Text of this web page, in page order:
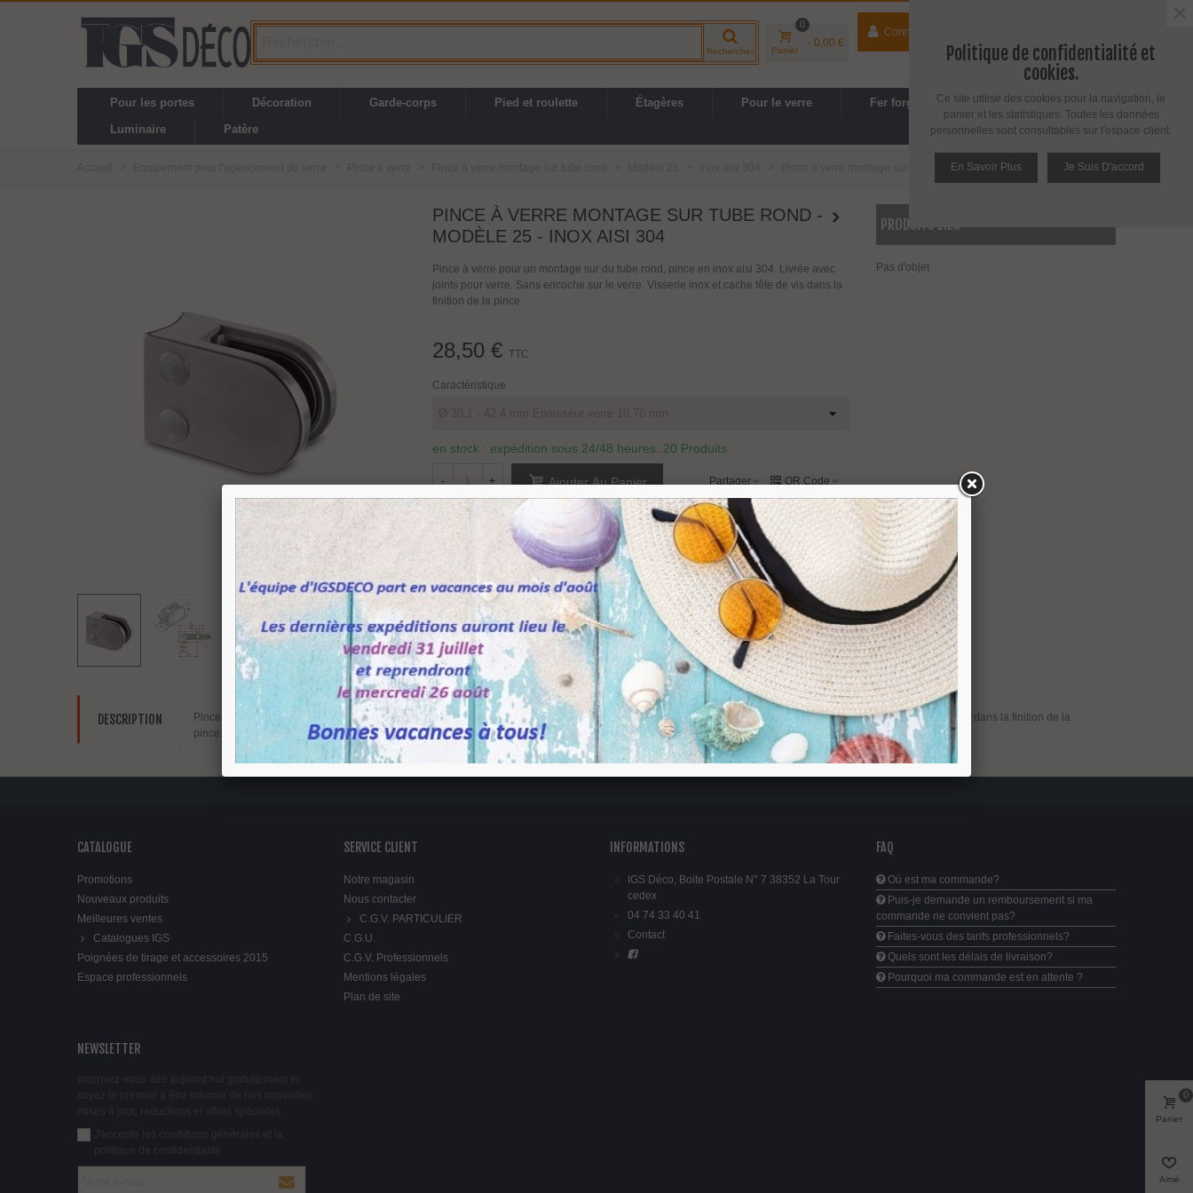
Rechercher Panier
0
- 0,00 €
Connecter
Espace PRO / Avantages PRO
Pour les portes Décoration Garde-corps Pied et roulette Étagères Pour le verre Fer forgé
Cuisine, SDB
Luminaire
Patère
Pince à verre montage sur tube rond - modèle 25 - inox aisi 304
PINCE À VERRE MONTAGE SUR TUBE ROND -
MODÈLE 25 - INOX AISI 304
Pince à verre pour un montage sur du tube rond, pince en inox aisi 304. Livrée avec
joints pour verre. Sans encoche sur le verre. Visserie inox et cache tête de vis dans la
finition de la pince.
28,50 € TTC
Caractéristique
en stock : expédition sous 24/48 heures. 20 Produits
- + Ajouter Au Panier Partager QR Code
Référence: 12251103812
Ajouter À La Liste De Souhaits
PRODUITS LIÉS
Pas d'objet
DESCRIPTION
Pince à verre pour un montage sur du tube rond, pince en inox aisi 304. Livrée avec joints pour verre. Sans encoche sur le verre. Visserie inox et cache tête de vis dans la finition de la
pince.
CATALOGUE
Promotions
Nouveaux produits
Meilleures ventes
Catalogues IGS
Poignées de tirage et accessoires 2015
Espace professionnels
SERVICE CLIENT
Notre magasin
Nous contacter
C.G.V. PARTICULIER
C.G.U.
C.G.V. Professionnels
Mentions légales
Plan de site
INFORMATIONS
IGS Déco, Boite Postale N° 7 38352 La Tour
cedex
04 74 33 40 41
Contact
FAQ
Où est ma commande?
Puis-je demande un remboursement si ma
commande ne convient pas?
Faites-vous des tarifs professionnels?
Quels sont les délais de livraison?
Pourquoi ma commande est en attente ?
NEWSLETTER
Inscrivez-vous dès aujourd’hui gratuitement et
soyez le premier à être informé de nos nouvelles
mises à jour, réductions et offres spéciales.
J'accepte les conditions générales et la
politique de confidentialité
Panier
0
Aimé
Politique de confidentialité et
cookies.
Ce site utilise des cookies pour la navigation, le
panier et les statistiques. Toutes les données
personnelles sont consultables sur l'espace client.
En Savoir Plus Je Suis D'accord